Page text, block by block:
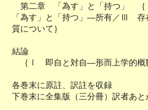
第二章 「為す」と「持つ」
「為す」と「持つ」―所有／Ⅲ 存
質について｝
結論
｛Ⅰ 即自と対自―形而上学的概
各巻末に原註、訳註を収録
下巻末に全集版（三分冊）訳者あと